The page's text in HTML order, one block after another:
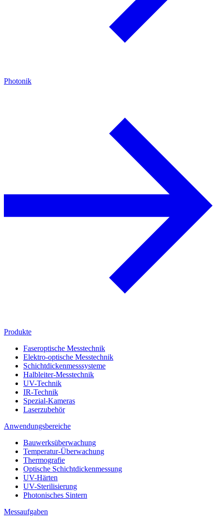
Photonik
Produkte
Faseroptische Messtechnik
Elektro-optische Messtechnik
Schichtdickenmesssysteme
Halbleiter-Messtechnik
UV-Technik
IR-Technik
Spezial-Kameras
Laserzubehör
Anwendungsbereiche
Bauwerksüberwachung
Temperatur-Überwachung
Thermografie
Optische Schichtdickenmessung
UV-Härten
UV-Sterilisierung
Photonisches Sintern
Messaufgaben